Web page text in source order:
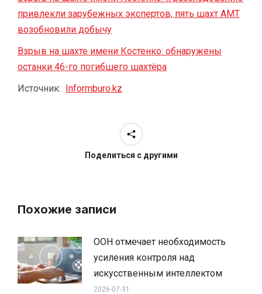
привлекли зарубежных экспертов, пять шахт АМТ
возобновили добычу
Взрыв на шахте имени Костенко: обнаружены
останки 46-го погибшего шахтёра
Источник: Informburo.kz
Поделиться с другими
Похожие записи
ООН отмечает необходимость
усиления контроля над
искусственным интеллектом
2026-07-31